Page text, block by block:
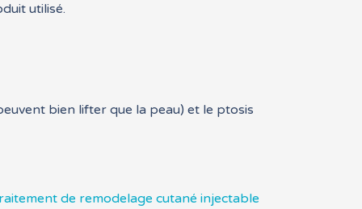
utilisé.
bien lifter que la peau) et le ptosis
de remodelage cutané injectable